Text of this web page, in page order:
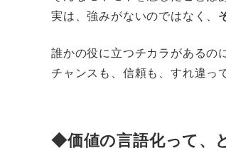
実は、強みがないのではなく、
誰かの役に立つチカラがある
チャンスも、信頼も、すれ違っ
◆価値の言語化って、